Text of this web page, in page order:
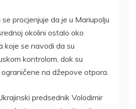
procjenjuje da je u Mariupolju
okolini ostalo oko
koje se navodi da su
kontrolom, dok su
na džepove otpora.
predsednik Volodimir